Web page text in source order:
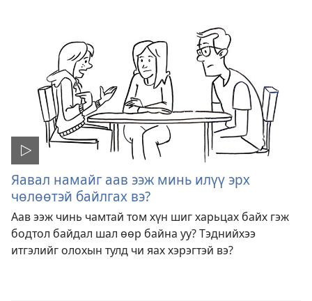
Яавал намайг аав ээж минь илүү эрх
чөлөөтэй байлгах вэ?
Аав ээж чинь чамтай том хүн шиг харьцах байх гэж
бодтол байдал шал өөр байна уу? Тэднийхээ
итгэлийг олохын тулд чи яах хэрэгтэй вэ?